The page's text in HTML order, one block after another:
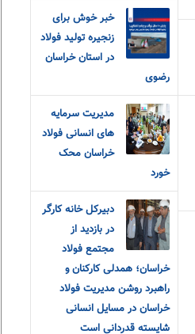
خبر خوش برای
زنجیره تولید فولاد
در استان خراسان
رضوی
مدیریت سرمایه
های انسانی فولاد
خراسان محک
خورد
دبیرکل خانه کارگر
در بازدید از
مجتمع فولاد
خراسان؛ همدلی کارکنان و
راهبرد روشن مدیریت فولاد
خراسان در مسایل انسانی
شایسته قدردانی است